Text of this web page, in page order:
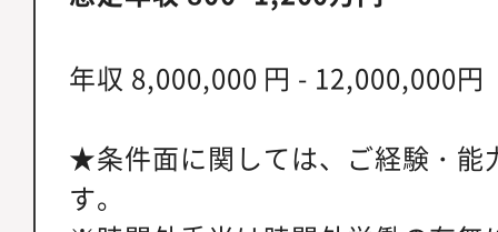
年収 8,000,000 円 - 12,000,000円
★条件面に関しては、ご経験・能
す。